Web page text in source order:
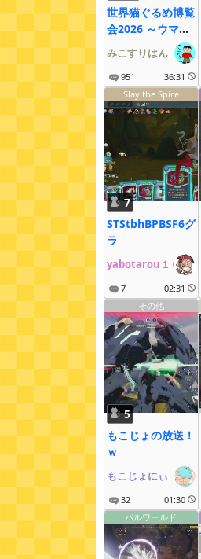
世界猫ぐるめ博覧
会2026 ～ウマ娘
も大疾走にゃ～
みこすりはん
951 36:31
Slay the Spire
7
STStbhBPBSF6グ
ラ
yabotarou１６
7 02:31
その他
5
もこじょの放送！
ｗ
もこじょにぃ
32 01:30
パルワールド